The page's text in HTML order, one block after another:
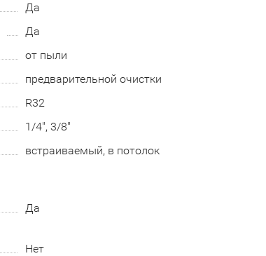
Да
Да
от пыли
предварительной очистки
R32
1/4", 3/8"
встраиваемый, в потолок
Да
Нет